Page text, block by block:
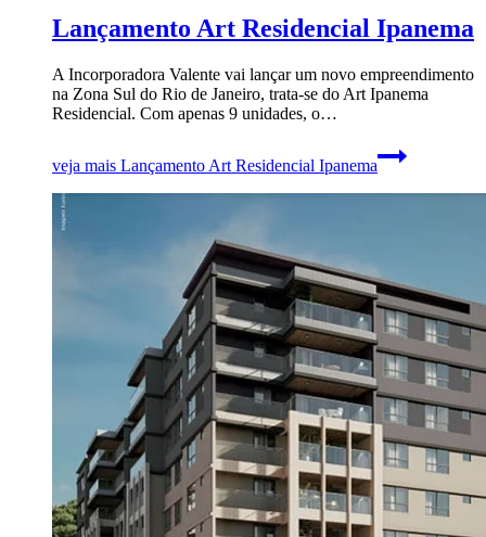
Lançamento Art Residencial Ipanema
A Incorporadora Valente vai lançar um novo empreendimento
na Zona Sul do Rio de Janeiro, trata-se do Art Ipanema
Residencial. Com apenas 9 unidades, o…
veja mais Lançamento Art Residencial Ipanema